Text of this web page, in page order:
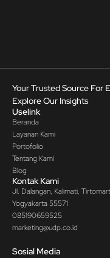
Your Trusted Source For
Explore Our Insights
Uselink
Beranda
Layanan Kami
Portofolio
Tentang Kami
Blog
Kontak Kami
Jl. Dalangan, Kalimati,
Yogyakarta 55571
085190659525
marketing@udp.co.id
Sosial Media